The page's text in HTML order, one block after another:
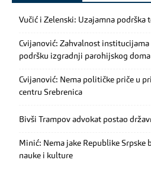
Vučić i Zelenski: Uzajamna
Cvijanović: Zahvalnost institucijama
podršku izgradnji parohijskog doma
Cvijanović: Nema političke priče u
centru Srebrenica
Bivši Trampov advokat postao
Minić: Nema jake Republike Srpske
nauke i kulture